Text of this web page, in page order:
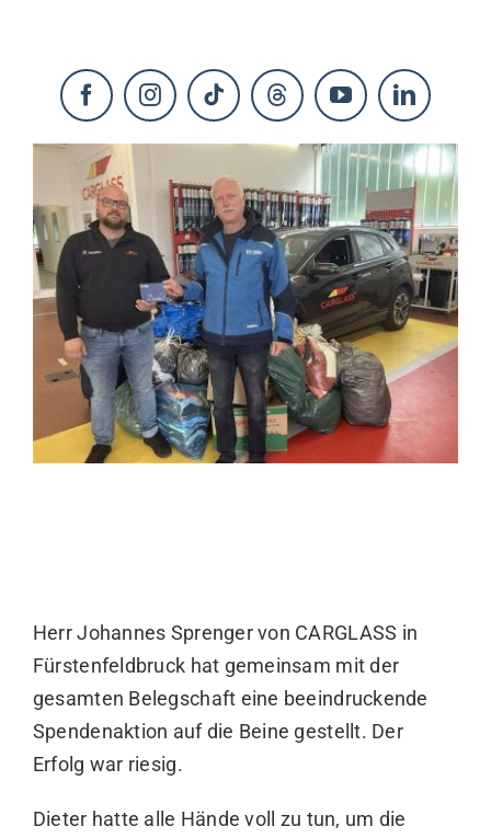
KONTAKT
Herr Johannes Sprenger von CARGLASS in
Fürstenfeldbruck hat gemeinsam mit der
gesamten Belegschaft eine beeindruckende
Spendenaktion auf die Beine gestellt. Der
Erfolg war riesig.
Dieter hatte alle Hände voll zu tun, um die